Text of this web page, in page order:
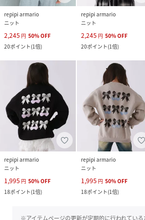
repipi armario
ニット
2,245 円 50%OFF
20ポイント(1倍)
repipi armario
ニット
2,245 円 50%OFF
20ポイント(1倍)
repipi armario
ニット
1,995 円 50%OFF
18ポイント(1倍)
repipi armario
ニット
1,995 円 50%OFF
18ポイント(1倍)
※アイテムページの更新が定期的に行われてい